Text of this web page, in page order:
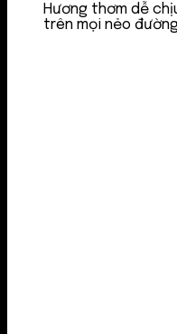
Hương thơm dễ
trên mọi nẻo